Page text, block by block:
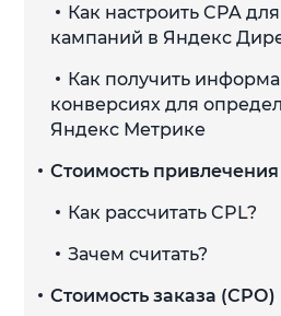
Как настроить CPA
кампаний в Яндекс
Как получить
конверсиях для
Яндекс Метрике
Стоимость
Как рассчитать CPL?
Зачем считать?
Стоимость заказа (СРО)